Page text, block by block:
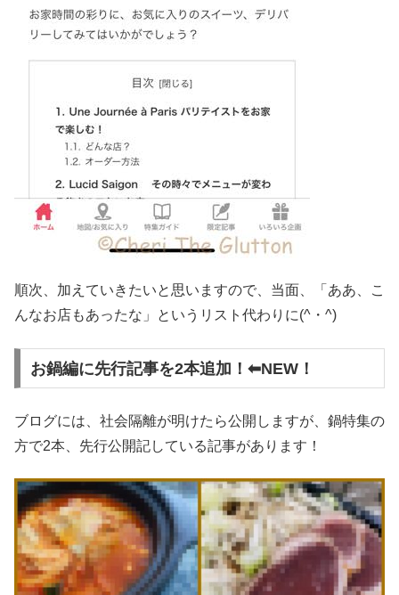
順次、加えていきたいと思いますので、当面、「ああ、こ
んなお店もあったな」というリスト代わりに(^・^)
お鍋編に先行記事を2本追加！⬅︎NEW！
ブログには、社会隔離が明けたら公開しますが、鍋特集の
方で2本、先行公開記している記事があります！